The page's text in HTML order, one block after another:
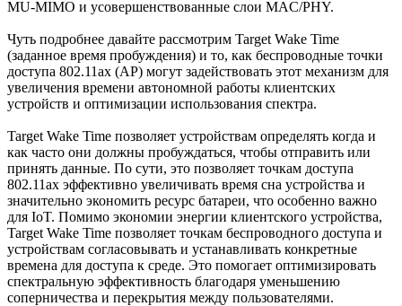
MU-MIMO и усовершенствованные слои MAC/PHY.
Чуть подробнее давайте рассмотрим Target Wake Time
(заданное время пробуждения) и то, как беспроводные точки
доступа 802.11ax (AP) могут задействовать этот механизм для
увеличения времени автономной работы клиентских
устройств и оптимизации использования спектра.
Target Wake Time позволяет устройствам определять когда и
как часто они должны пробуждаться, чтобы отправить или
принять данные. По сути, это позволяет точкам доступа
802.11ax эффективно увеличивать время сна устройства и
значительно экономить ресурс батареи, что особенно важно
для IoT. Помимо экономии энергии клиентского устройства,
Target Wake Time позволяет точкам беспроводного доступа и
устройствам согласовывать и устанавливать конкретные
времена для доступа к среде. Это помогает оптимизировать
спектральную эффективность благодаря уменьшению
соперничества и перекрытия между пользователями.